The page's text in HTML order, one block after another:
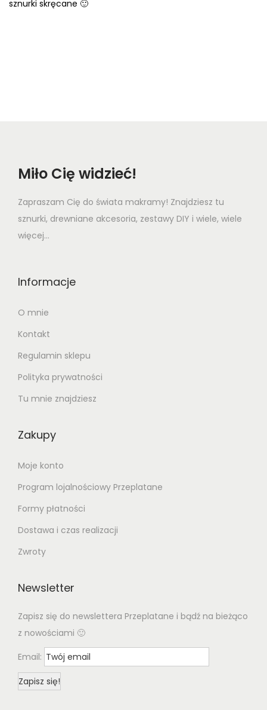
sznurki skręcane 🙂
Miło Cię widzieć!
Zapraszam Cię do świata makramy! Znajdziesz tu
sznurki, drewniane akcesoria, zestawy DIY i wiele, wiele
więcej...
Informacje
O mnie
Kontakt
Regulamin sklepu
Polityka prywatności
Tu mnie znajdziesz
Zakupy
Moje konto
Program lojalnościowy Przeplatane
Formy płatności
Dostawa i czas realizacji
Zwroty
Newsletter
Zapisz się do newslettera Przeplatane i bądź na bieżąco
z nowościami 🙂
Email: